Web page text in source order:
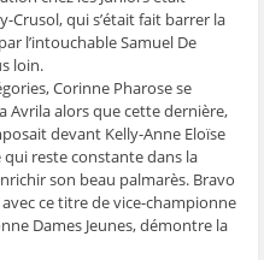
qui s’était fait barrer la
l’intouchable Samuel De
loin.
Corinne Pharose se
Avrila alors que cette dernière,
devant Kelly-Anne Eloïse
qui reste constante dans la
son beau palmarès. Bravo
ce titre de vice-championne
Dames Jeunes, démontre la